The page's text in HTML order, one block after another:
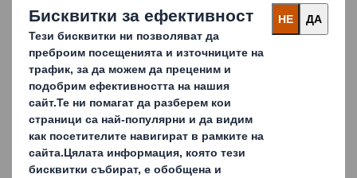
Гъвкавост благодарение на широката гама от
видове велпапе и вълни
Опаковка, която е ефективна за автоматични
опаковъчни линии и/или ръчни опаковъчни линии
Повишаване на разпознаемостта на продукта и
продажбите с висококачествен печат
Надеждни щанцовани перфорирани отвори или
ръчни отвори в опаковките